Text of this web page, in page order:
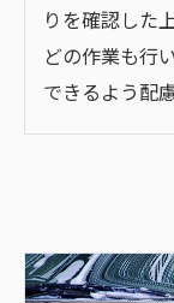
りを確認した
どの作業も行
できるよう配